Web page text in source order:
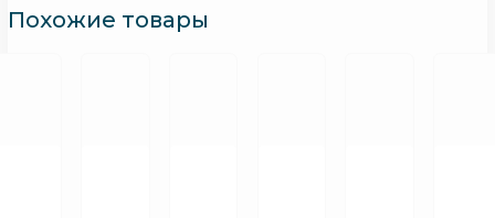
Похожие товары